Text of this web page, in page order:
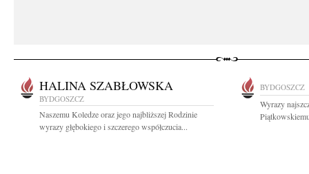
HALINA SZABŁOWSKA
BYDGOSZCZ
Naszemu Koledze oraz jego najbliższej Rodzinie
wyrazy głębokiego i szczerego współczucia...
BYDGOSZCZ
Wyrazy